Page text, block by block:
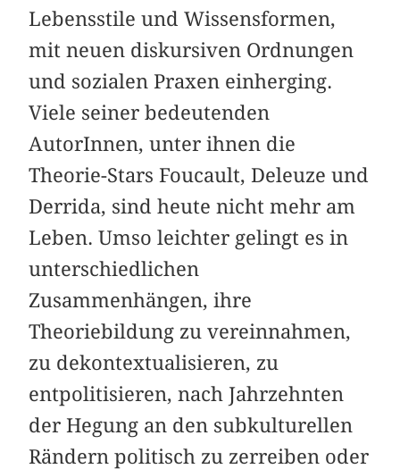
Lebensstile und Wissensformen,
mit neuen diskursiven Ordnungen
und sozialen Praxen einherging.
Viele seiner bedeutenden
AutorInnen, unter ihnen die
Theorie-Stars Foucault, Deleuze und
Derrida, sind heute nicht mehr am
Leben. Umso leichter gelingt es in
unterschiedlichen
Zusammenhängen, ihre
Theoriebildung zu vereinnahmen,
zu dekontextualisieren, zu
entpolitisieren, nach Jahrzehnten
der Hegung an den subkulturellen
Rändern politisch zu zerreiben oder